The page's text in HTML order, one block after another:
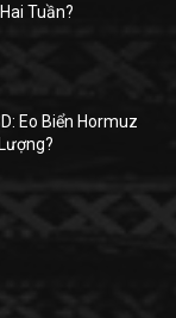
Tuần?
Eo Biển Hormuz